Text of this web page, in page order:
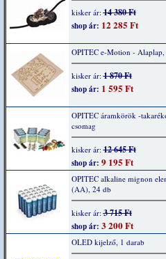
kisker ár:14 380 Ft
shop ár: 12 285 Ft
OPITEC e-Motion - Alaplap,
kisker ár:1 870 Ft
shop ár: 1 595 Ft
OPITEC áramkörök -
csomag
kisker ár:12 645 Ft
shop ár: 9 195 Ft
OPITEC alkaline mignon
(AA), 24 db
kisker ár:3 715 Ft
shop ár: 3 200 Ft
OLED kijelző, 1 darab